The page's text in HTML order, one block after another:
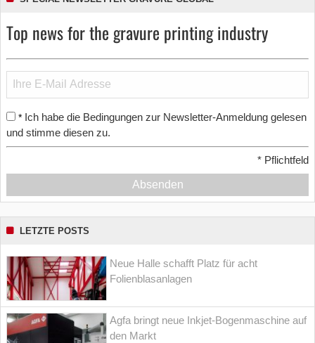
Top news for the gravure printing industry
* Ich habe die Bedingungen zur Newsletter-Anmeldung gelesen
und stimme diesen zu.
* Pflichtfeld
Absenden
LETZTE POSTS
Neue Halle schafft Platz für acht
Folienblasanlagen
Agfa bringt neue Inkjet-Bogenmaschine auf
den Markt